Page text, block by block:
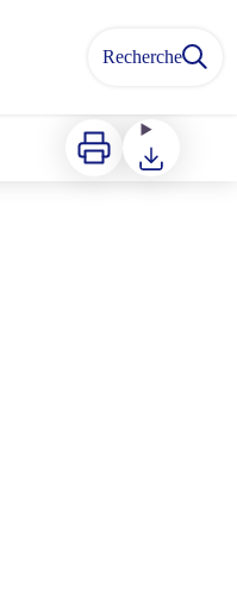
Recherche
Imprimer Télécharger